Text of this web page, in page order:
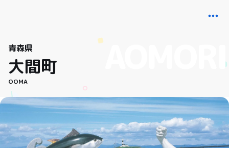
青森県
大間町
OOMA